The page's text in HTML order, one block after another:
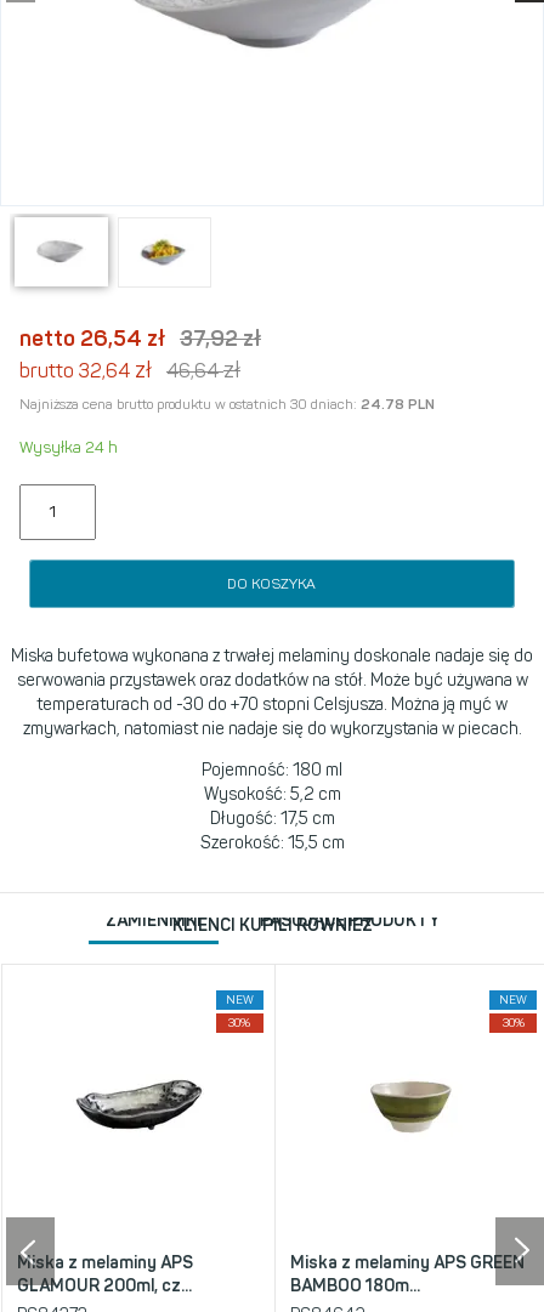
netto 26,54 zł 37,92zł
brutto 32,64 zł 46,64zł
Najniższa cena brutto produktu w ostatnich 30 dniach: 24.78 PLN
Wysyłka 24 h
DO KOSZYKA
Miska bufetowa wykonana z trwałej melaminy doskonale nadaje się do
serwowania przystawek oraz dodatków na stół. Może być używana w
temperaturach od -30 do +70 stopni Celsjusza. Można ją myć w
zmywarkach, natomiast nie nadaje się do wykorzystania w piecach.
Pojemność: 180 ml
Wysokość: 5,2 cm
Długość: 17,5 cm
Szerokość: 15,5 cm
ZAMIENNIKI PASUJĄCE PRODUKTY
KLIENCI KUPILI RÓWNIEŻ
NEW
30%
Miska z melaminy APS
GLAMOUR 200ml, cz...
NEW
30%
Miska z melaminy APS GREEN
BAMBOO 180m...